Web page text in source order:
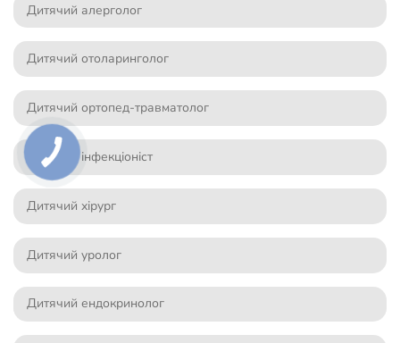
Дитячий алерголог
Дитячий отоларинголог
Дитячий ортопед-травматолог
Дитячий інфекціоніст
Дитячий хірург
Дитячий уролог
Дитячий ендокринолог